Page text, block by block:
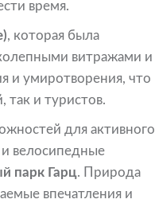
время.
, которая была
витражами и
и умиротворения, что
и туристов.
для активного
велосипедные
парк Гарц. Природа
впечатления и